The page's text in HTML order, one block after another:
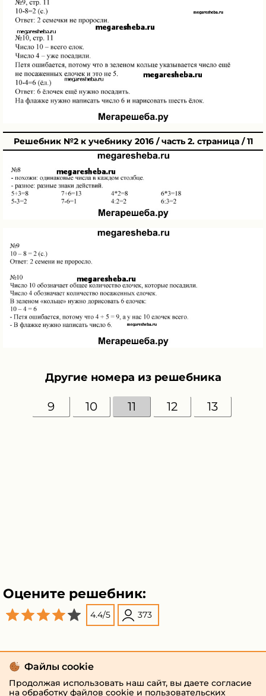
Решебник №2 к учебнику 2016 / часть 2. страница / 11
Другие номера из решебника
9 10 11 12 13
Оцените решебник:
4.4/5 373
Файлы cookie
Продолжая использовать наш сайт, вы даете согласие
на обработку файлов cookie и пользовательских